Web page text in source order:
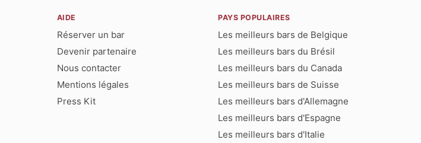
AIDE
Réserver un bar
Devenir partenaire
Nous contacter
Mentions légales
Press Kit
PAYS POPULAIRES
Les meilleurs bars de Belgique
Les meilleurs bars du Brésil
Les meilleurs bars du Canada
Les meilleurs bars de Suisse
Les meilleurs bars d'Allemagne
Les meilleurs bars d'Espagne
Les meilleurs bars d'Italie